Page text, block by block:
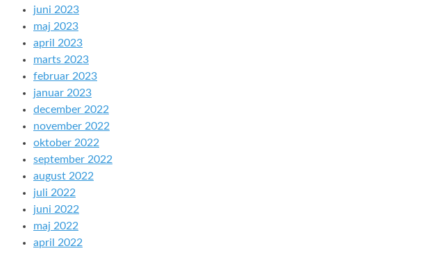
juni 2023
maj 2023
april 2023
marts 2023
februar 2023
januar 2023
december 2022
november 2022
oktober 2022
september 2022
august 2022
juli 2022
juni 2022
maj 2022
april 2022